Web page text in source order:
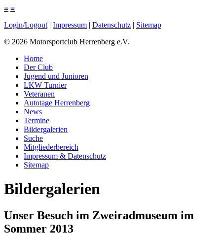
≡ ≡
Login/Logout | Impressum | Datenschutz | Sitemap
© 2026 Motorsportclub Herrenberg e.V.
Home
Der Club
Jugend und Junioren
LKW Turnier
Veteranen
Autotage Herrenberg
News
Termine
Bildergalerien
Suche
Mitgliederbereich
Impressum & Datenschutz
Sitemap
Bildergalerien
Unser Besuch im Zweiradmuseum im
Sommer 2013